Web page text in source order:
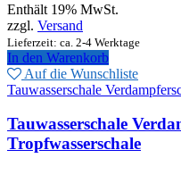
Enthält 19% MwSt.
zzgl. Versand
Lieferzeit: ca. 2-4 Werktage
In den Warenkorb
Auf die Wunschliste
Tauwasserschale
Tauwasserschale
Tropfwasserschale